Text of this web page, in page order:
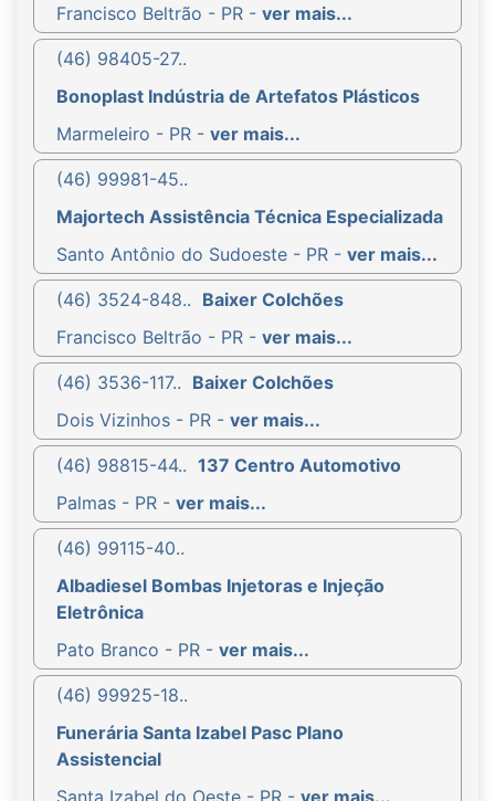
Francisco Beltrão - PR - ver mais...
(46) 98405-27..
Bonoplast Indústria de Artefatos Plásticos
Marmeleiro - PR - ver mais...
(46) 99981-45..
Majortech Assistência Técnica Especializada
Santo Antônio do Sudoeste - PR - ver mais...
(46) 3524-848.. Baixer Colchões
Francisco Beltrão - PR - ver mais...
(46) 3536-117.. Baixer Colchões
Dois Vizinhos - PR - ver mais...
(46) 98815-44.. 137 Centro Automotivo
Palmas - PR - ver mais...
(46) 99115-40..
Albadiesel Bombas Injetoras e Injeção
Eletrônica
Pato Branco - PR - ver mais...
(46) 99925-18..
Funerária Santa Izabel Pasc Plano
Assistencial
Santa Izabel do Oeste - PR - ver mais...